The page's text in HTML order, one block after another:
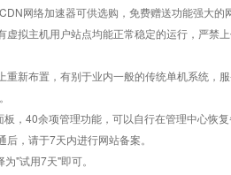
网络加速器可供选购，免费赠送功能强大
虚拟主机用户站点均能正常稳定的运行，严禁
重新布置，有别于业内一般的传统单机系统，
，40余项管理功能，可以自行在管理中心恢
，请于7天内进行网站备案。
"试用7天"即可。